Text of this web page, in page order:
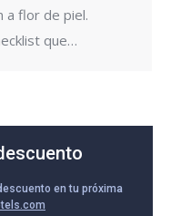
a flor de piel.
que…
en tu próxima